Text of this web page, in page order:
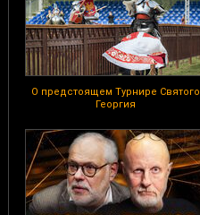
О предстоящем Турнире Святого
Георгия